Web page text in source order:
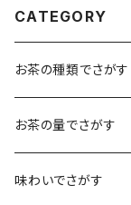
CATEGORY
お茶の種類でさがす
煎茶
小袋（12g）
抹茶
お茶の量でさがす
70ｇ
味わいでさがす